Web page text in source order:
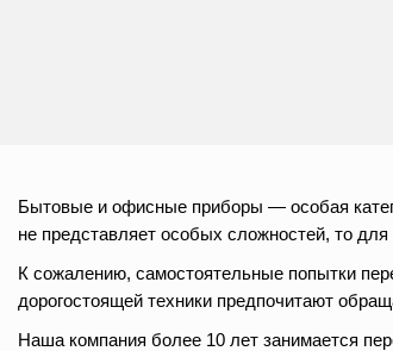
Бытовые и офисные приборы — особая
не представляет особых сложностей, то
К сожалению, самостоятельные попытки
дорогостоящей техники предпочитают
Наша компания более 10 лет занимается